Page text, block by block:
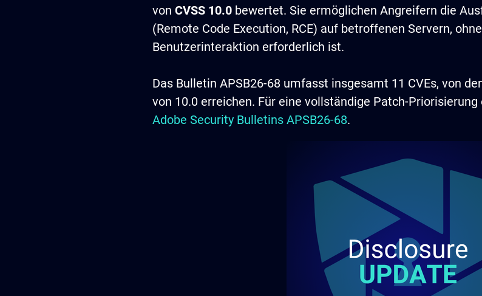
von CVSS 10.0bewertet. Sie ermöglichen Angreifern die
(Remote Code Execution, RCE) auf betroffenen Servern,
Benutzerinteraktion erforderlich ist.
Das Bulletin APSB26-68 umfasst insgesamt 11 CVEs, von
von 10.0 erreichen. Für eine vollständige Patch-
Adobe Security Bulletins APSB26-68.